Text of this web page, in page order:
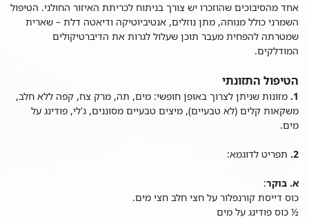
אחד מהסיבוכים שהוזכרו יש צורך בניתוח לכריתת האיזור החולני. הטיפול
השמרני כולל מנוחה, מתן נוזלים, אנטיביוטיקה ודיאטה דלת – שארית
שמטרתה להפחית מעבר תוכן שעלול לגרות את הדיברטיקולים
המודלקים.
הטיפול התזונתי
1. מזונות שניתן לצרוך באופן חופשי: מים, תה, מרק צח, קפה ללא חלב,
משקאות קלים (לא טבעיים), מיצים טבעיים מסוננים, ג'לי, פודינג על
מים.
2. תפריט לדוגמא:
א. בוקר:
כוס דייסת קורנפלור על חצי חלב חצי מים.
½ כוס פודינג על מים